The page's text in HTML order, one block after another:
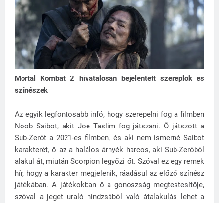
Mortal Kombat 2 hivatalosan bejelentett szereplők és
színészek
Az egyik legfontosabb infó, hogy szerepelni fog a filmben
Noob Saibot, akit Joe Taslim fog játszani. Ő játszott a
Sub-Zerót a 2021-es filmben, és aki nem ismerné Saibot
karakterét, ő az a halálos árnyék harcos, aki Sub-Zeróból
alakul át, miután Scorpion legyőzi őt. Szóval ez egy remek
hír, hogy a karakter megjelenik, ráadásul az előző színész
játékában. A játékokban ő a gonoszság megtestesítője,
szóval a jeget uraló nindzsából való átalakulás lehet a